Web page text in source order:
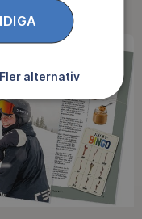
Fler alternativ